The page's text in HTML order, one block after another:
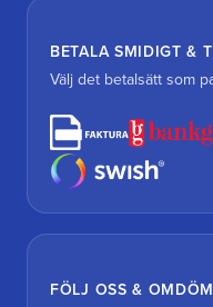
BETALA SMIDIGT &
Välj det betalsätt som
FÖLJ OSS &